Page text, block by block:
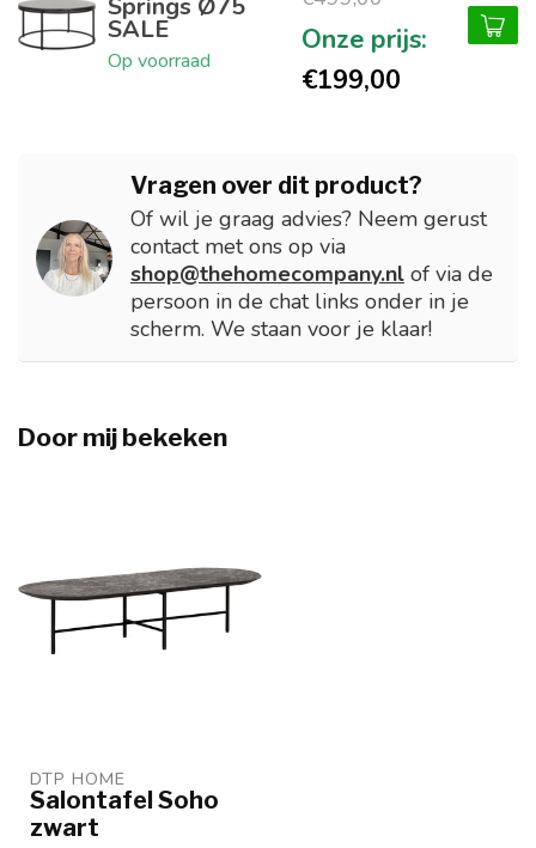
Springs Ø75
SALE
Op voorraad
€199,00
Vragen over dit product?
Of wil je graag advies? Neem gerust
contact met ons op via
shop@thehomecompany.nl of via de
persoon in de chat links onder in je
scherm. We staan voor je klaar!
Door mij bekeken
DTP HOME
Salontafel Soho
zwart